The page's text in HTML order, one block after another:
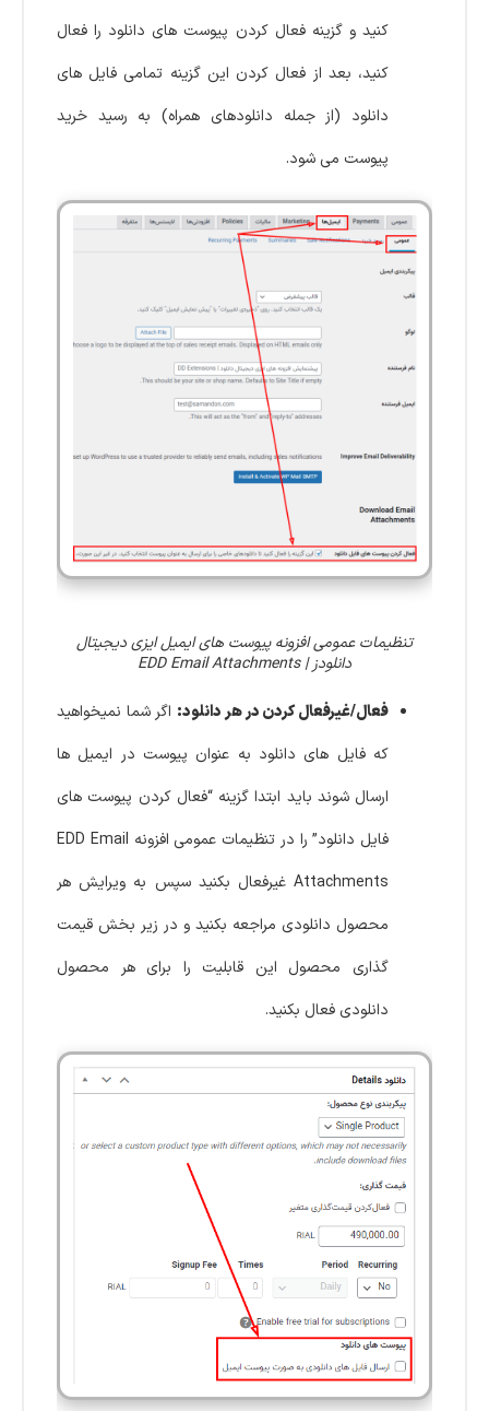
کنید و گزینه فعال کردن پیوست های دانلود را فعال
کنید، بعد از فعال کردن این گزینه تمامی فایل های
دانلود (از جمله دانلودهای همراه) به رسید خرید
پیوست می شود.
تنظیمات عمومی افزونه پیوست های ایمیل ایزی دیجیتال
دانلودز | EDD Email Attachments
فعال/غیرفعال کردن در هر دانلود: اگر شما نمیخواهید
که فایل های دانلود به عنوان پیوست در ایمیل ها
ارسال شوند باید ابتدا گزینه “فعال کردن پیوست های
فایل دانلود” را در تنظیمات عمومی افزونه EDD Email
Attachments غیرفعال بکنید سپس به ویرایش هر
محصول دانلودی مراجعه بکنید و در زیر بخش قیمت
گذاری محصول این قابلیت را برای هر محصول
دانلودی فعال بکنید.